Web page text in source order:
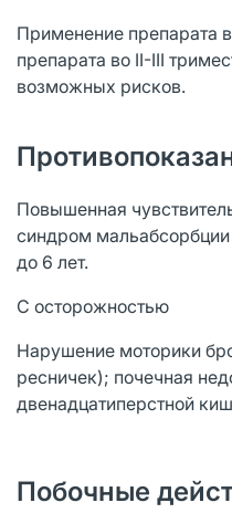
Применение препарата
препарата во II-III
возможных рисков.
Повышенная
синдром мальабсорбции
до 6 лет.
С осторожностью
Нарушение моторики
ресничек); почечная
двенадцатиперстной
Побочные